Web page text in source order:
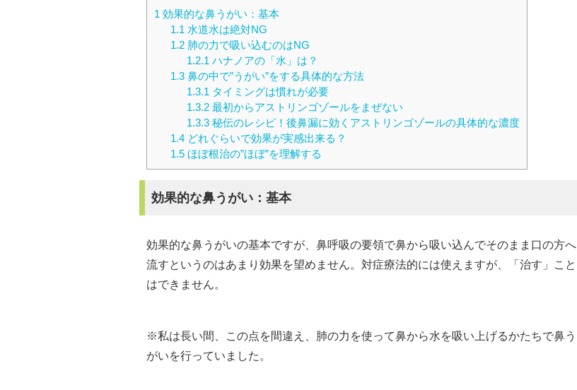
1 効果的な鼻うがい：基本
1.1 水道水は絶対NG
1.2肺の力で吸い込むのはNG
1.2.1 ハナノアの「水」は？
1.3鼻の中で”うがい”をする具体的な方法
1.3.1 タイミングは慣れが必要
1.3.2最初からアストリンゴゾールをまぜない
1.3.3秘伝のレシピ！後鼻漏に効くアストリンゴゾールの具体的な濃度
1.4どれぐらいで効果が実感出来る？
1.5ほぼ根治の”ほぼ”を理解する
効果的な鼻うがい：基本
効果的な鼻うがいの基本ですが、鼻呼吸の要領で鼻から吸い込んでそのまま口の方へ
流すというのはあまり効果を望めません。対症療法的には使えますが、「治す」こと
はできません。
※私は長い間、この点を間違え、肺の力を使って鼻から水を吸い上げるかたちで鼻う
がいを行っていました。